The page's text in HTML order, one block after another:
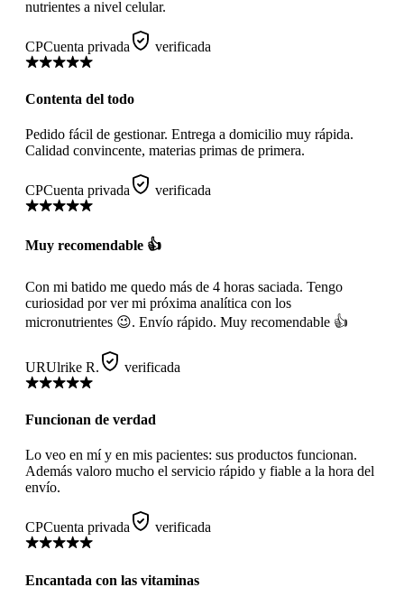
nutrientes a nivel celular.
CPCuenta privada verificada
Contenta del todo
Pedido fácil de gestionar. Entrega a domicilio muy rápida.
Calidad convincente, materias primas de primera.
CPCuenta privada verificada
Muy recomendable 👍
Con mi batido me quedo más de 4 horas saciada. Tengo
curiosidad por ver mi próxima analítica con los
micronutrientes 😉. Envío rápido. Muy recomendable 👍
URUlrike R. verificada
Funcionan de verdad
Lo veo en mí y en mis pacientes: sus productos funcionan.
Además valoro mucho el servicio rápido y fiable a la hora del
envío.
CPCuenta privada verificada
Encantada con las vitaminas